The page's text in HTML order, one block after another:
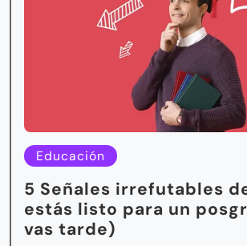
Educación
5 Señales irrefutables
estás listo para un
vas tarde)